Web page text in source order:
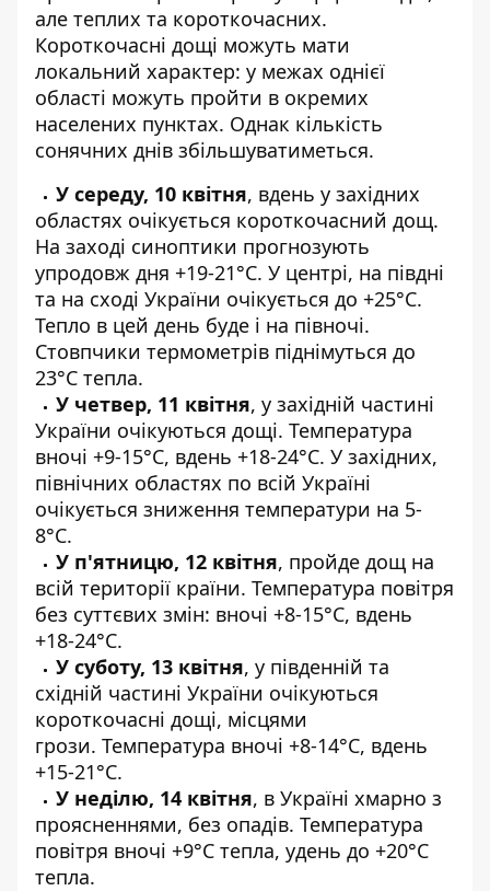
але теплих та короткочасних.
Короткочасні дощі можуть мати
локальний характер: у межах однієї
області можуть пройти в окремих
населених пунктах. Однак кількість
сонячних днів збільшуватиметься.
У середу, 10 квітня, вдень у західних
областях очікується короткочасний дощ.
На заході синоптики прогнозують
упродовж дня +19-21°C. У центрі, на півдні
та на сході України очікується до +25°C.
Тепло в цей день буде і на півночі.
Стовпчики термометрів піднімуться до
23°C тепла.
У четвер, 11 квітня, у західній частині
України очікуються дощі. Температура
вночі +9-15°C, вдень +18-24°C. У західних,
північних областях по всій Україні
очікується зниження температури на 5-
8°С.
У п'ятницю, 12 квітня, пройде дощ на
всій території країни. Температура повітря
без суттєвих змін: вночі +8-15°C, вдень
+18-24°C.
У суботу, 13 квітня, у південній та
східній частині України очікуються
короткочасні дощі, місцями
грози. Температура вночі +8-14°C, вдень
+15-21°C.
У неділю, 14 квітня, в Україні хмарно з
проясненнями, без опадів. Температура
повітря вночі +9°C тепла, удень до +20°C
тепла.